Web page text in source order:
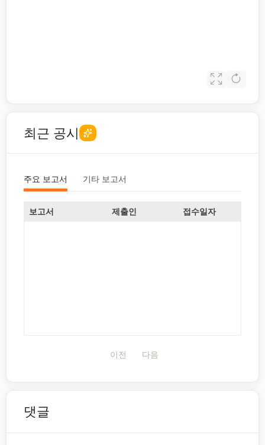
최근 공시
주요 보고서 기타 보고서
보고서 제출인 접수일자
이전 다음
댓글